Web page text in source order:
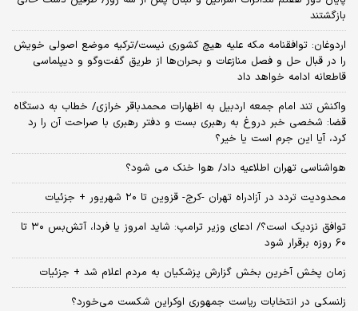
بازگشتند
اردوغان: توافقنامه مکه علیه هیچ کشوری نیست/ترکیه موضع اصولی خویش
را در قبال حل و فصل منازعات و بحران‌ها از طریق گفت‌وگو و دیپلماسی
قاطعانه ادامه خواهد داد
واکنش تند امام جمعه اردبیل به اظهارات محمدباقر خرازی/ خطاب به دستگاه
قضا: شخصی خبر دروغ به رهبری بست و دفتر رهبری با صراحت آن را رد
کرد، آیا این جرم است یا خیر؟
هواشناسی تهران اطلاعیه داد/ هوا خنک می شود؟
محدودیت تردد در آزادراه تهران -کرج- قزوین تا ۲۰ شهریور + جزئیات
توافق نزدیک است؟/ ادعای وزیر ترامپ: شاید امروز یا فردا، آتش‌بس ۳۰ تا
۶۰ روزه برقرار شود
زمان پخش آخرین بخش گزارش پزشکیان به مردم اعلام شد + جزئیات
زلنسکی در انتخابات ریاست جمهوری اوکراین شکست می‌خورد؟